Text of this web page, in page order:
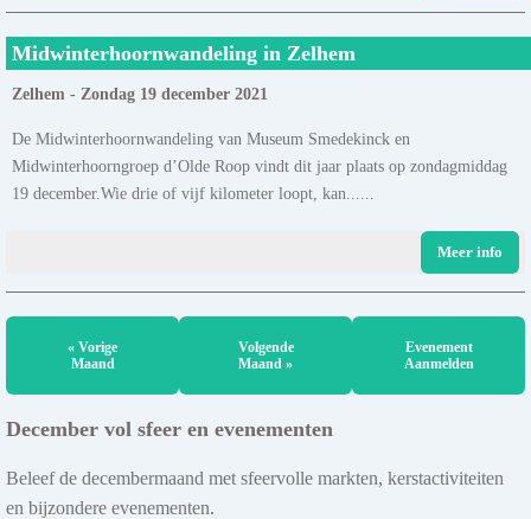
Midwinterhoornwandeling in Zelhem
Zelhem - Zondag 19 december 2021
De Midwinterhoornwandeling van Museum Smedekinck en
Midwinterhoorngroep d’Olde Roop vindt dit jaar plaats op zondagmiddag
19 december.Wie drie of vijf kilometer loopt, kan......
Meer info
« Vorige
Maand
Volgende
Maand »
Evenement
Aanmelden
December vol sfeer en evenementen
Beleef de decembermaand met sfeervolle markten, kerstactiviteiten
en bijzondere evenementen.